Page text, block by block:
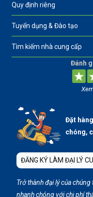
Quy định riêng
Tuyển dụng & Đào tạo
Tìm kiếm nhà cung cấp
Đánh
Đặt
chóng,
ĐĂNG KÝ LÀM ĐẠI LÝ
Trở thành đại lý của
nhanh chóng với chi phí